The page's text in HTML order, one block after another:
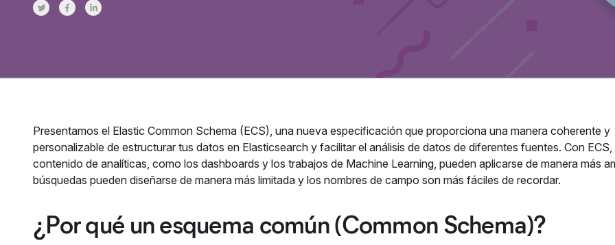
Share on Twitter
Share on Facebook
Share on LinkedInr
Presentamos el Elastic Common Schema (ECS), una nueva especificación que proporciona una manera coherente y
personalizable de estructurar tus datos en Elasticsearch y facilitar el análisis de datos de diferentes fuentes. Con ECS,
contenido de analíticas, como los dashboards y los trabajos de Machine Learning, pueden aplicarse de manera más
búsquedas pueden diseñarse de manera más limitada y los nombres de campo son más fáciles de recordar.
¿Por qué un esquema común (Common Schema)?